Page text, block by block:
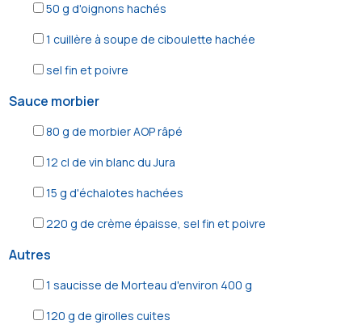
50 g d'oignons hachés
1 cuillère à soupe de ciboulette hachée
sel fin et poivre
Sauce morbier
80 g de morbier AOP râpé
12 cl de vin blanc du Jura
15 g d'échalotes hachées
220 g de crème épaisse, sel fin et poivre
Autres
1 saucisse de Morteau d'environ 400 g
120 g de girolles cuites